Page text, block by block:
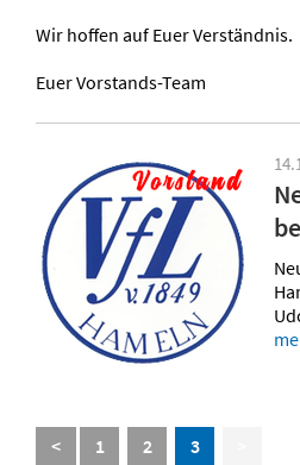
Wir hoffen auf Euer Verständnis.
Euer Vorstands-Team
< 1 2 3